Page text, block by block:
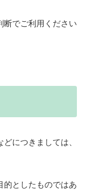
断でご利用ください
につきましては、
的としたものではあ